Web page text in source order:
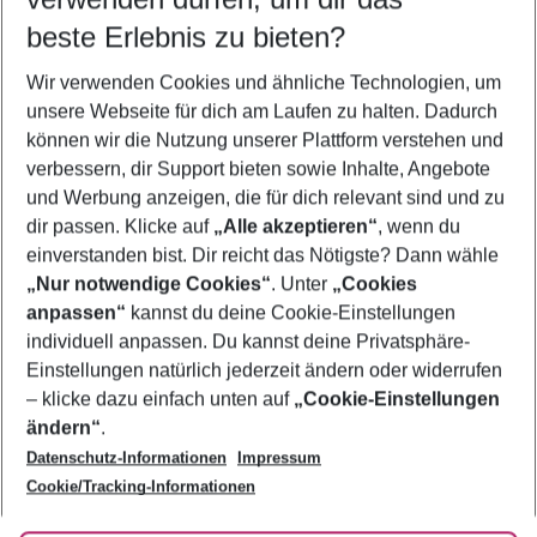
5-8 Nächte
2 Erwachsene Keine Kinder
Mehr Filter anzeigen
Footer
Footer navigation
Über uns
AGB
Bestpreisgarantie
Cookie-Einstellungen ändern
Cookie-Richtlinie
Agenturbetreuung
Barrierefreies Reisen
Folge uns
beste Erlebnis zu bieten?
Wir verwenden Cookies und ähnliche Technologien, um
unsere Webseite für dich am Laufen zu halten. Dadurch
können wir die Nutzung unserer Plattform verstehen und
verbessern, dir Support bieten sowie Inhalte, Angebote
und Werbung anzeigen, die für dich relevant sind und zu
dir passen. Klicke auf „Alle akzeptieren“, wenn du
einverstanden bist. Dir reicht das Nötigste? Dann wähle
„Nur notwendige Cookies“. Unter „Cookies
anpassen“ kannst du deine Cookie-Einstellungen
individuell anpassen. Du kannst deine Privatsphäre-
Einstellungen natürlich jederzeit ändern oder widerrufen
– klicke dazu einfach unten auf „Cookie-Einstellungen
ändern“.
Datenschutz-Informationen
Impressum
Cookie/Tracking-Informationen